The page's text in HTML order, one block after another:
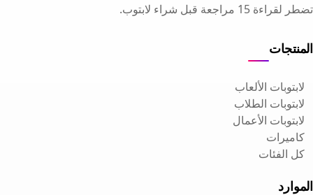
تضطر لقراءة 15 مراجعة قبل شراء لابتوب.
المنتجات
لابتوبات الألعاب
لابتوبات الطلاب
لابتوبات الأعمال
كاميرات
كل الفئات
الموارد